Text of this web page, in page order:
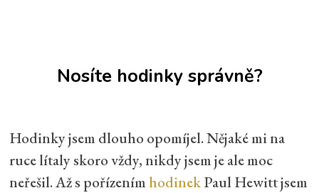
Nosíte hodinky správně?
Hodinky jsem dlouho opomíjel. Nějaké mi na
ruce lítaly skoro vždy, nikdy jsem je ale moc
neřešil. Až s pořízenímhodinekPaul Hewitt jsem